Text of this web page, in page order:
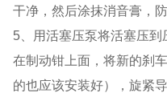
干净，然后涂抹消音膏，
5、用活塞压泵将活塞压
在制动钳上面，将新的刹
的也应该安装好），旋紧